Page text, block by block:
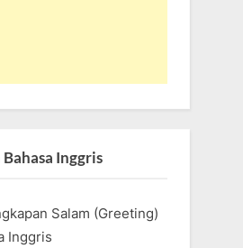
Inggris
Salam (Greeting)
Inggris